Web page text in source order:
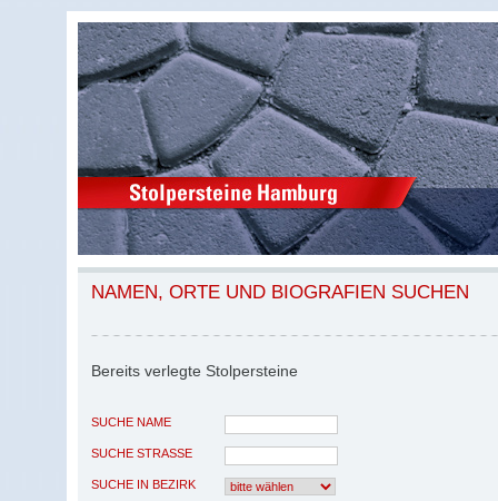
NAMEN, ORTE UND BIOGRAFIEN SUCHEN
Bereits verlegte Stolpersteine
SUCHE NAME
SUCHE STRASSE
SUCHE IN BEZIRK